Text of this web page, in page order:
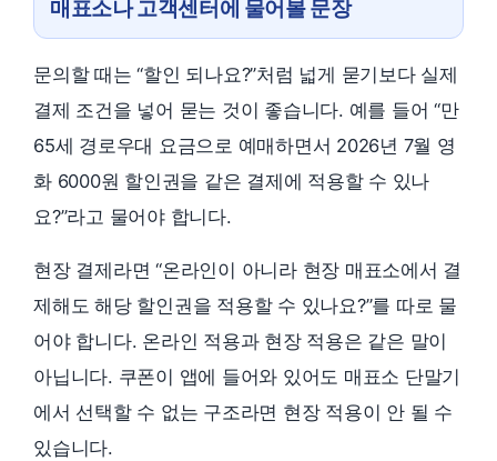
매표소나 고객센터에 물어볼 문장
문의할 때는 “할인 되나요?”처럼 넓게 묻기보다 실제
결제 조건을 넣어 묻는 것이 좋습니다. 예를 들어 “만
65세 경로우대 요금으로 예매하면서 2026년 7월 영
화 6000원 할인권을 같은 결제에 적용할 수 있나
요?”라고 물어야 합니다.
현장 결제라면 “온라인이 아니라 현장 매표소에서 결
제해도 해당 할인권을 적용할 수 있나요?”를 따로 물
어야 합니다. 온라인 적용과 현장 적용은 같은 말이
아닙니다. 쿠폰이 앱에 들어와 있어도 매표소 단말기
에서 선택할 수 없는 구조라면 현장 적용이 안 될 수
있습니다.